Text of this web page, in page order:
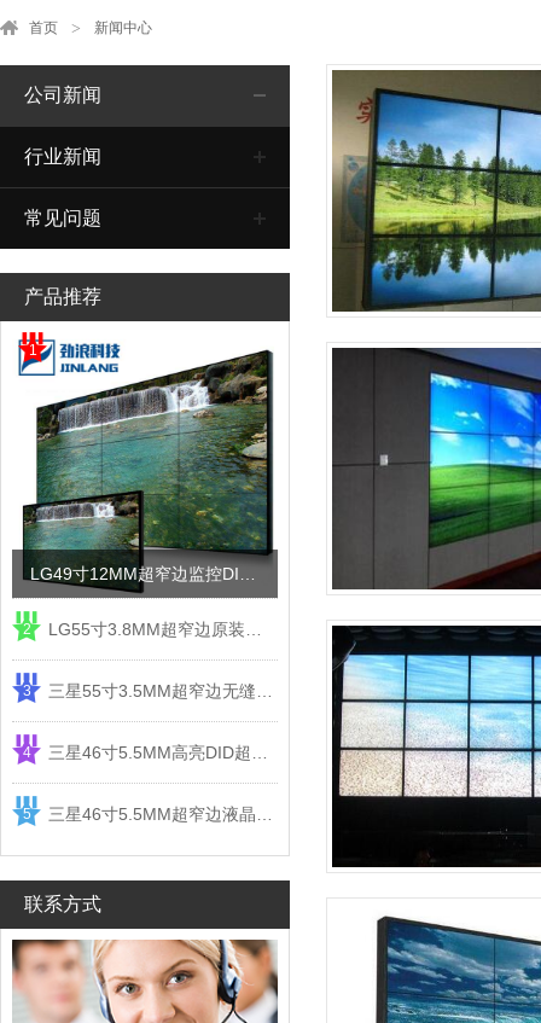
首页 新闻中心
公司新闻
行业新闻
常见问题
产品推荐
1
2
3
4
5
联系方式